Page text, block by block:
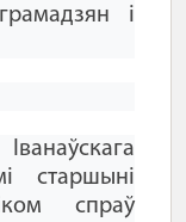
і
старшыні
спраў